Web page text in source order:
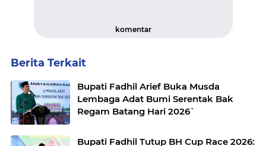
komentar
Berita Terkait
Bupati Fadhil Arief Buka Musda
Lembaga Adat Bumi Serentak Bak
Regam Batang Hari 2026`
Bupati Fadhil Tutup BH Cup Race 2026: